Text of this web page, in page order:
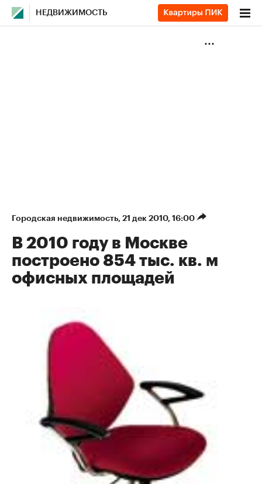
НЕДВИЖИМОСТЬ
Городская недвижимость⁠, 21 дек 2010, 16:00
В 2010 году в Москве
построено 854 тыс. кв. м
офисных площадей